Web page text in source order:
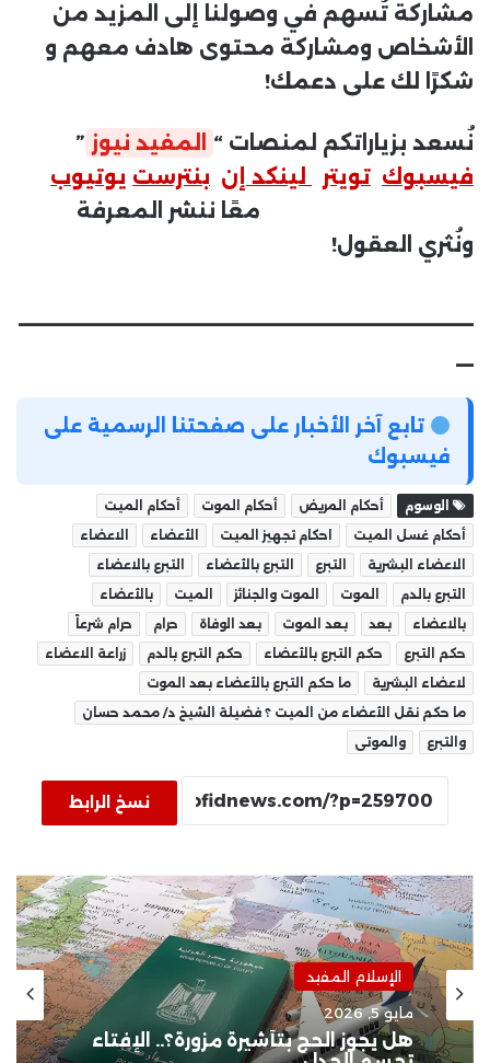
مشاركة تُسهم في وصولنا إلى المزيد من
الأشخاص ومشاركة محتوى هادف معهم و
شكرًا لك على دعمك!
نُسعد بزياراتكم لمنصات “ المفيد نيوز ”
فيسبوك تويتر لينكد إن بنترست يوتيوب
معًا ننشر المعرفة
ونُثري العقول!
تابع آخر الأخبار على صفحتنا الرسمية على
فيسبوك
الوسوم أحكام المريض أحكام الموت
أحكام الميت
أحكام غسل الميت
احكام تجهيز الميت الأعضاء
الاعضاء
الاعضاء البشرية
التبرع التبرع بالأعضاء
التبرع بالاعضاء
التبرع بالدم
الموت الموت والجنائز الميت
بالأعضاء
بالاعضاء
بعد بعد الموت بعد الوفاة حرام
حرام شرعاً
حكم التبرع
حكم التبرع بالأعضاء حكم التبرع بالدم
زراعة الاعضاء
لاعضاء البشرية
ما حكم التبرع بالأعضاء بعد الموت
ما حكم نقل الأعضاء من الميت ؟ فضيلة الشيخ د/ محمد حسان
والتبرع
والموتى
نسخ الرابط
الإسلام المفيد
مايو 5, 2026
هل يجوز الحج بتأشيرة مزورة؟.. الإفتاء